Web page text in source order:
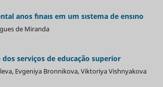
anos fınaıs em um sıstema de ensıno
de Miranda
serviços de educação superior
Evgeniya Bronnikova, Viktoriya Vishnyakova